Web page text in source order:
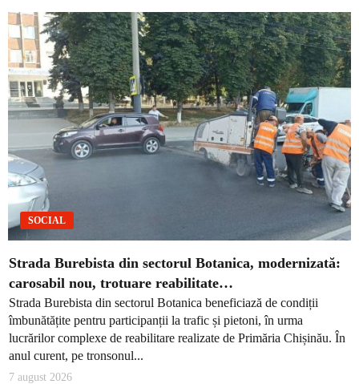
SOCIAL
Strada Burebista din sectorul Botanica, modernizată:
carosabil nou, trotuare reabilitate…
Strada Burebista din sectorul Botanica beneficiază de condiții
îmbunătățite pentru participanții la trafic și pietoni, în urma
lucrărilor complexe de reabilitare realizate de Primăria Chișinău. În
anul curent, pe tronsonul...
7 august 2026